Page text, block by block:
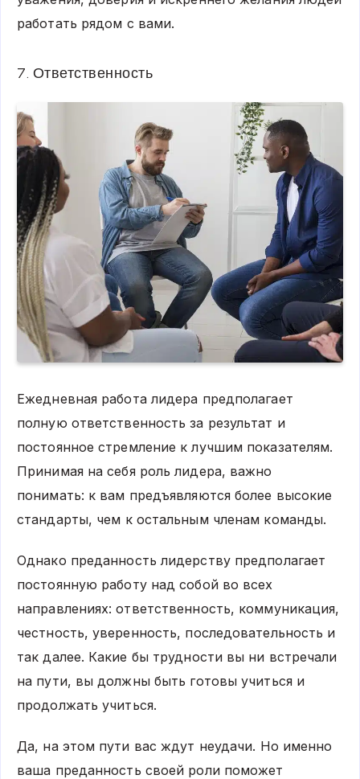
работать рядом с вами.
7. Ответственность
Ежедневная работа лидера предполагает
полную ответственность за результат и
постоянное стремление к лучшим показателям.
Принимая на себя роль лидера, важно
понимать: к вам предъявляются более высокие
стандарты, чем к остальным членам команды.
Однако преданность лидерству предполагает
постоянную работу над собой во всех
направлениях: ответственность, коммуникация,
честность, уверенность, последовательность и
так далее. Какие бы трудности вы ни встречали
на пути, вы должны быть готовы учиться и
продолжать учиться.
Да, на этом пути вас ждут неудачи. Но именно
ваша преданность своей роли поможет